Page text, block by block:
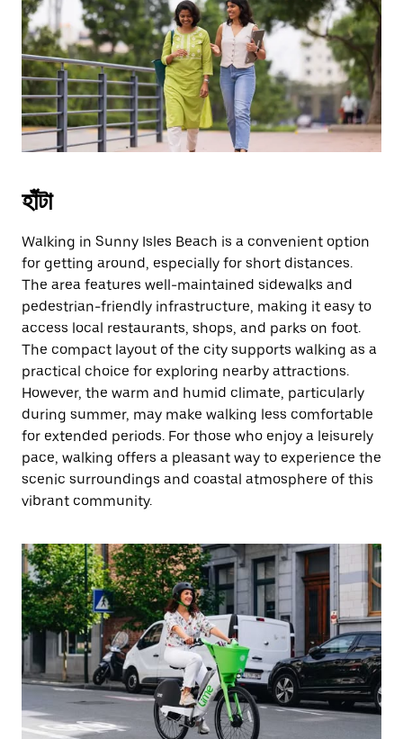
the
escape
button
to
close
the
calendar.
হাঁটা
Walking in Sunny Isles Beach is a convenient option
for getting around, especially for short distances.
The area features well-maintained sidewalks and
pedestrian-friendly infrastructure, making it easy to
access local restaurants, shops, and parks on foot.
The compact layout of the city supports walking as a
practical choice for exploring nearby attractions.
However, the warm and humid climate, particularly
during summer, may make walking less comfortable
for extended periods. For those who enjoy a leisurely
pace, walking offers a pleasant way to experience the
scenic surroundings and coastal atmosphere of this
vibrant community.